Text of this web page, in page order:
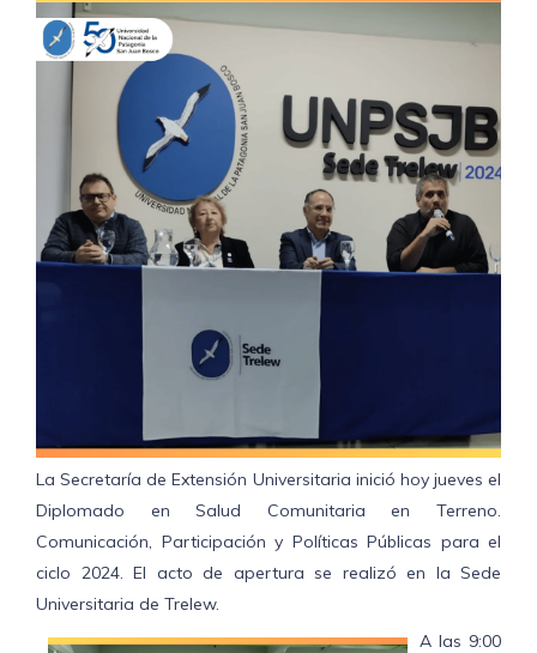
La Secretaría de Extensión Universitaria inició hoy jueves el
Diplomado en Salud Comunitaria en Terreno.
Comunicación, Participación y Políticas Públicas para el
ciclo 2024. El acto de apertura se realizó en la Sede
Universitaria de Trelew.
A las 9:00